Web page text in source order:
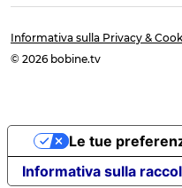
Informativa sulla Privacy &
© 2026 bobine.tv
Informativa sulla
Le tue